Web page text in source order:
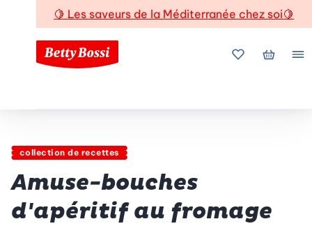
🍋 Les saveurs de la Méditerranée chez soi🍋
Mes favoris
Mon
collection de recettes
Amuse-bouches
d'apéritif au fromage